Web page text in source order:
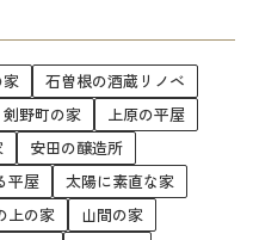
石曽根の酒蔵リノベ
剣野町の家
上原の平屋
安田の醸造所
平屋
太陽に素直な家
上の家
山間の家